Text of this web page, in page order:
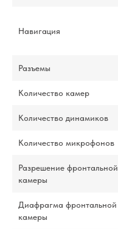
Навигация
Разъемы
Количество камер
Количество динамиков
Количество микрофонов
Разрешение фронтальной
камеры
Диафрагма фронтальной
камеры